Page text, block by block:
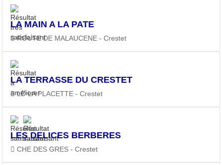
LA MAIN A LA PATE
ROUTE DE MALAUCENE - Crestet
LA TERRASSE DU CRESTET
LD LA PLACETTE - Crestet
LES DELICES BERBERES
CHE DES GRES - Crestet